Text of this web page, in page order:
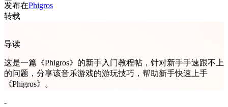
发布在Phigros
转载
导读
这是一篇《Phigros》的新手入门教程帖，针对新手手速跟不上
的问题，分享该音乐游戏的游玩技巧，帮助新手快速上手
《Phigros》。
-